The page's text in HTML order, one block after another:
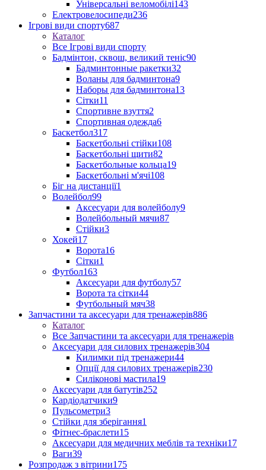
Універсальні веломобілі143
Електровелосипеди236
Ігрові види спорту687
Каталог
Все Ігрові види спорту
Бадмінтон, сквош, великий теніс90
Бадминтонные ракетки32
Воланы для бадминтона9
Наборы для бадминтона13
Сітки11
Спортивне взуття2
Спортивная одежда6
Баскетбол317
Баскетбольні стійки108
Баскетбольні щити82
Баскетбольные кольца19
Баскетбольні м'ячі108
Біг на дистанції1
Волейбол99
Аксесуари для волейболу9
Волейбольный мячи87
Стійки3
Хокей17
Ворота16
Сітки1
Футбол163
Аксесуари для футболу57
Ворота та сітки44
Футбольный мяч38
Запчастини та аксесуари для тренажерів886
Каталог
Все Запчастини та аксесуари для тренажерів
Аксесуари для силових тренажерів304
Килимки під тренажери44
Опції для силових тренажерів230
Силіконові мастила19
Аксесуари для батутів252
Кардіодатчики9
Пульсометри3
Стійки для зберігання1
Фітнес-браслети15
Аксесуари для медичних меблів та техніки17
Ваги39
Розпродаж з вітрини175